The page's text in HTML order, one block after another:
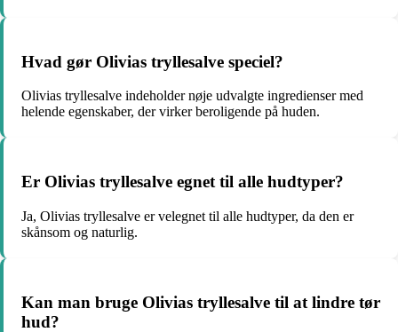
Hvad gør Olivias tryllesalve speciel?
Olivias tryllesalve indeholder nøje udvalgte ingredienser med
helende egenskaber, der virker beroligende på huden.
Er Olivias tryllesalve egnet til alle hudtyper?
Ja, Olivias tryllesalve er velegnet til alle hudtyper, da den er
skånsom og naturlig.
Kan man bruge Olivias tryllesalve til at lindre tør
hud?